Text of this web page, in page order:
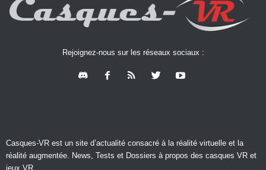
Rejoignez-nous sur les réseaux sociaux :
Casques-VR est un site d’actualité consacré à la réalité virtuelle et la
réalité augmentée. News, Tests et Dossiers à propos des casques VR et
jeux VR.